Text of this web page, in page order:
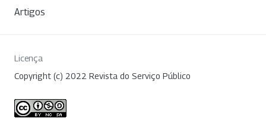
Artigos
Licença
Copyright (c) 2022 Revista do Serviço Público